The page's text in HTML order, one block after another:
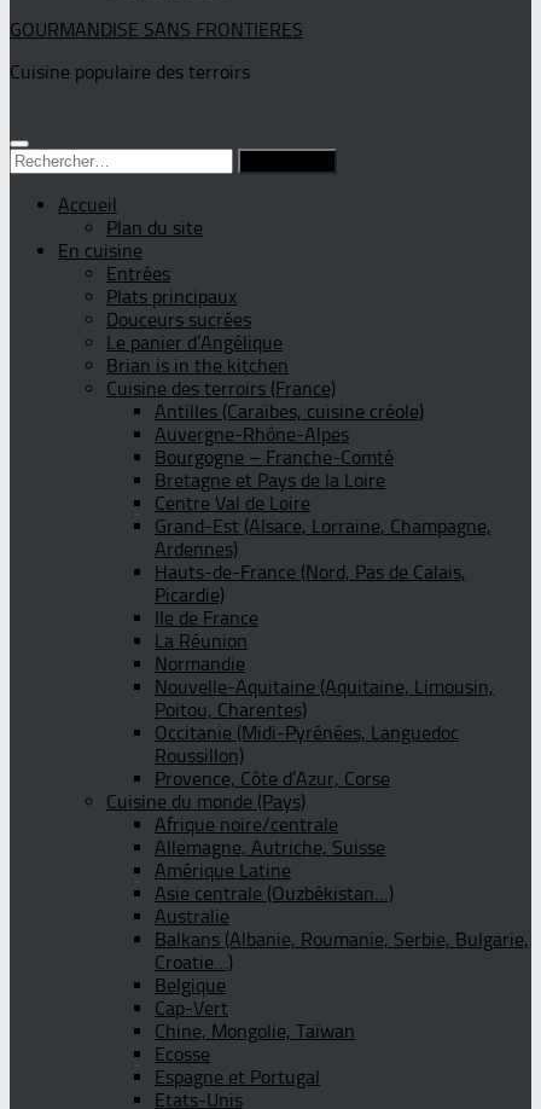
GOURMANDISE SANS FRONTIERES
Cuisine populaire des terroirs
Rechercher :
Accueil
Plan du site
En cuisine
Entrées
Plats principaux
Douceurs sucrées
Le panier d’Angélique
Brian is in the kitchen
Cuisine des terroirs (France)
Antilles (Caraïbes, cuisine créole)
Auvergne-Rhône-Alpes
Bourgogne – Franche-Comté
Bretagne et Pays de la Loire
Centre Val de Loire
Grand-Est (Alsace, Lorraine, Champagne,
Ardennes)
Hauts-de-France (Nord, Pas de Calais,
Picardie)
Ile de France
La Réunion
Normandie
Nouvelle-Aquitaine (Aquitaine, Limousin,
Poitou, Charentes)
Occitanie (Midi-Pyrénées, Languedoc
Roussillon)
Provence, Côte d’Azur, Corse
Cuisine du monde (Pays)
Afrique noire/centrale
Allemagne, Autriche, Suisse
Amérique Latine
Asie centrale (Ouzbékistan…)
Australie
Balkans (Albanie, Roumanie, Serbie, Bulgarie,
Croatie…)
Belgique
Cap-Vert
Chine, Mongolie, Taïwan
Ecosse
Espagne et Portugal
Etats-Unis